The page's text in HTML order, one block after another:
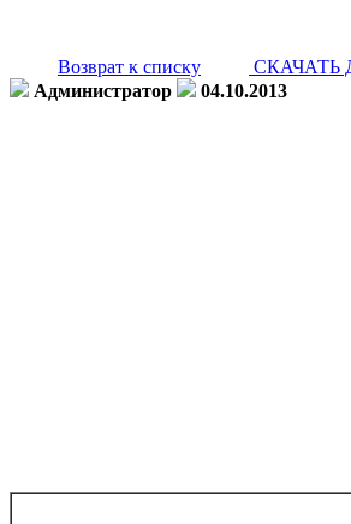
Возврат к списку
СКАЧАТЬ
Администратор
04.10.2013